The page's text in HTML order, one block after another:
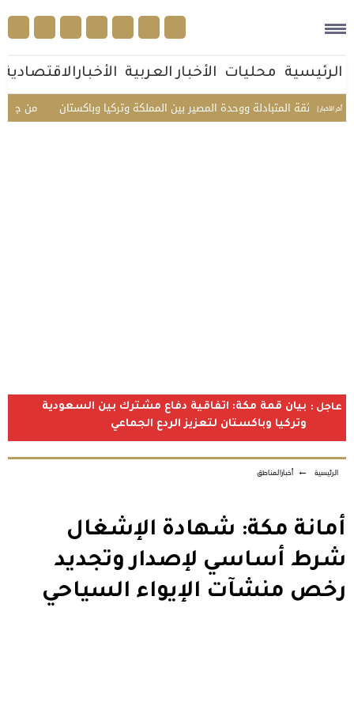
الرئيسية محليات الأخبار العربية الأخبارالاقتصادية
أخر الأخبار | من جوار بيت المتبادلة ووحدة المصير بين المملكة وتركيا وباكستان
عاجل : بيان قمة مكة: اتفاقية دفاع مشترك بين السعودية
وتركيا وباكستان لتعزيز الردع الجماعي
الرئيسية ← أخبارالمناطق
أمانة مكة: شهادة الإشغال
شرط أساسي لإصدار وتجديد
رخص منشآت الإيواء السياحي